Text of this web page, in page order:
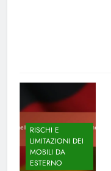
RISCHI E
LIMITAZIONI DEI
MOBILI DA
ESTERNO